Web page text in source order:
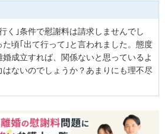
く｣条件で慰謝料は請求しませんでし
頃｢出て行って｣と言われました。態度
成立すれば、関係ないと思っているよ
はないのでしょうか？あまりにも理不尽